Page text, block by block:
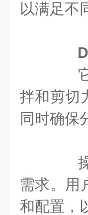
以满足不
它
拌和剪切
同时确保
操
需求。用
和配置，